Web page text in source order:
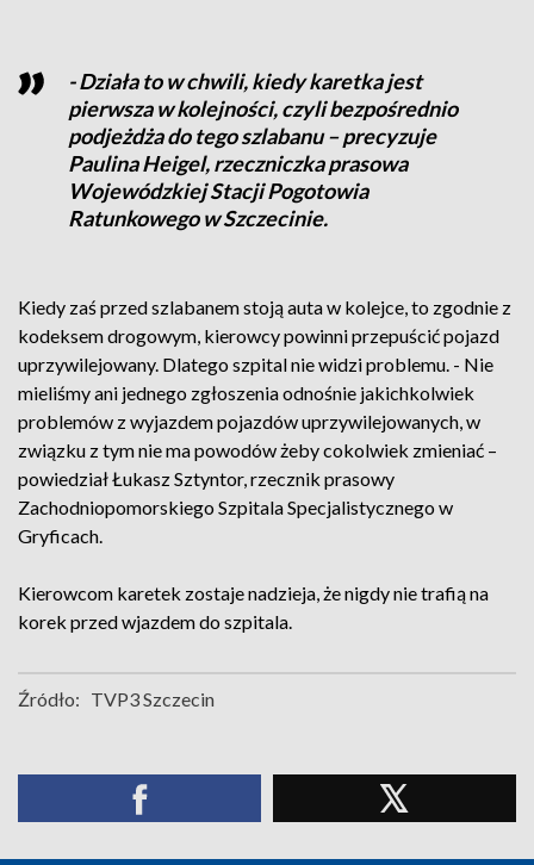
- Działa to w chwili, kiedy karetka jest
pierwsza w kolejności, czyli bezpośrednio
podjeżdża do tego szlabanu – precyzuje
Paulina Heigel, rzeczniczka prasowa
Wojewódzkiej Stacji Pogotowia
Ratunkowego w Szczecinie.
Kiedy zaś przed szlabanem stoją auta w kolejce, to zgodnie z
kodeksem drogowym, kierowcy powinni przepuścić pojazd
uprzywilejowany. Dlatego szpital nie widzi problemu. - Nie
mieliśmy ani jednego zgłoszenia odnośnie jakichkolwiek
problemów z wyjazdem pojazdów uprzywilejowanych, w
związku z tym nie ma powodów żeby cokolwiek zmieniać –
powiedział Łukasz Sztyntor, rzecznik prasowy
Zachodniopomorskiego Szpitala Specjalistycznego w
Gryficach.
Kierowcom karetek zostaje nadzieja, że nigdy nie trafią na
korek przed wjazdem do szpitala.
Źródło: TVP3 Szczecin